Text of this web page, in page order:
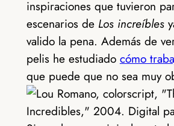
inspiraciones que tuvieron
escenarios de Los increíbles
valido la pena. Además de
pelis he estudiado cómo
que puede que no sea muy